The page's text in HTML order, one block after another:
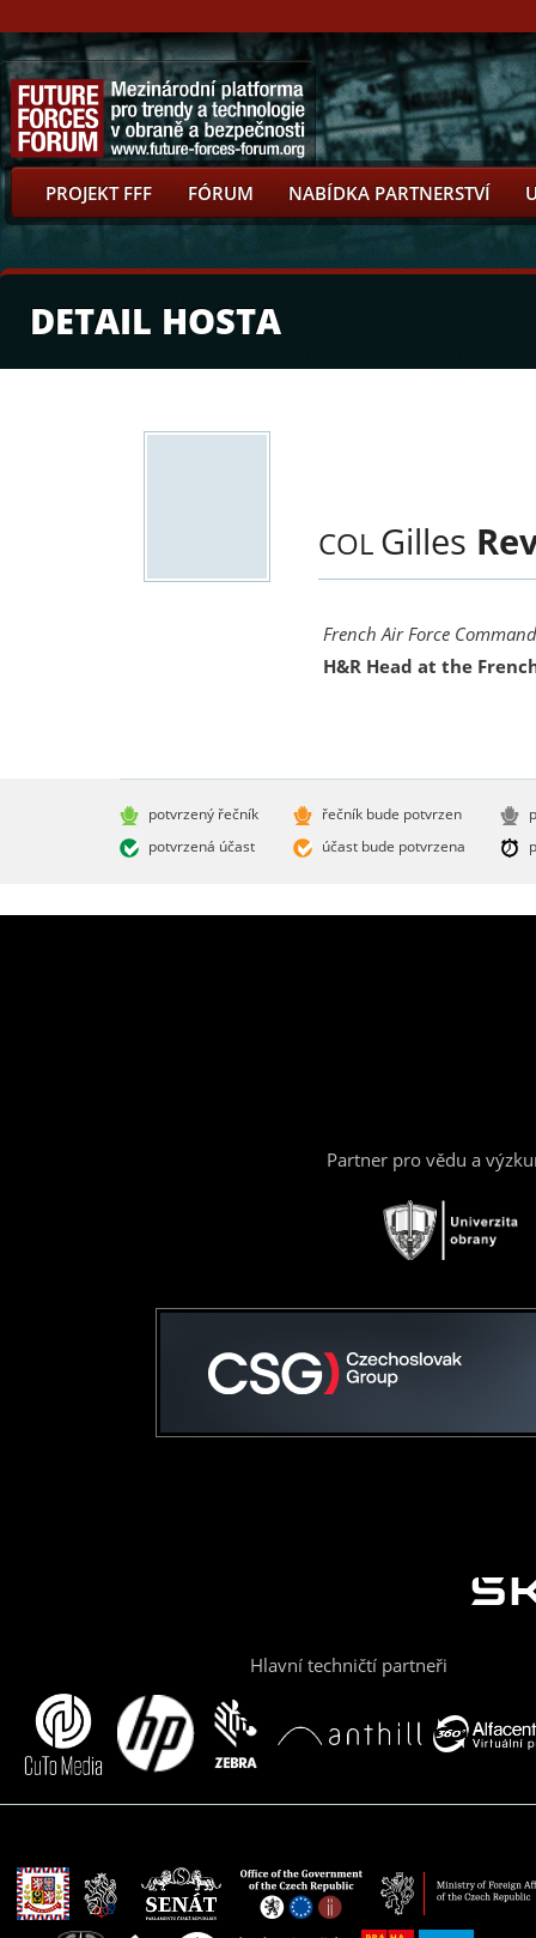
PROJEKT FFF FÓRUM NABÍDKA PARTNERSTVÍ
DETAIL HOSTA
COL Gilles
French Air Force
H&R Head at the
potvrzený řečník
potvrzená účast
řečník bude potvrzen
účast bude potvrzena
Partner pro vědu a
Hlavní techničtí partneři